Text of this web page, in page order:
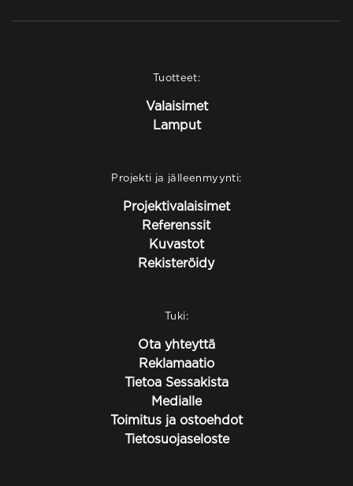
Tuotteet:
Valaisimet
Lamput
Projekti ja jälleenmyynti:
Projektivalaisimet
Referenssit
Kuvastot
Rekisteröidy
Tuki:
Ota yhteyttä
Reklamaatio
Tietoa Sessakista
Medialle
Toimitus ja ostoehdot
Tietosuojaseloste